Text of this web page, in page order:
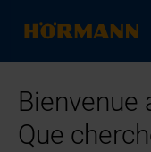
Bienvenue
Que